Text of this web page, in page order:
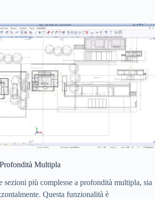
Multipla
sezioni più complesse a profondità multipla, sia
Questa funzionalità è